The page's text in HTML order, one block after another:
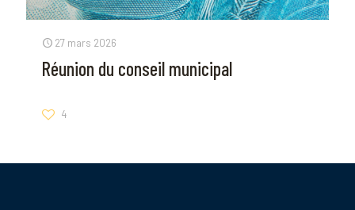
27 mars 2026
Réunion du conseil municipal
4